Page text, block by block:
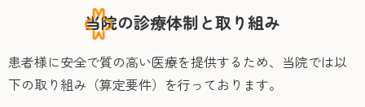
当院の診療体制と取り組み
患者様に安全で質の高い医療を提供するため、当院では以
下の取り組み（算定要件）を行っております。